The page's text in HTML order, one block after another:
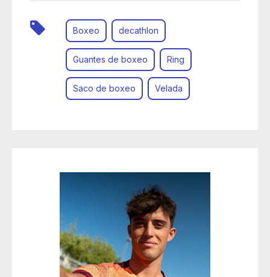
Boxeo decathlon
Guantes de boxeo Ring
Saco de boxeo Velada